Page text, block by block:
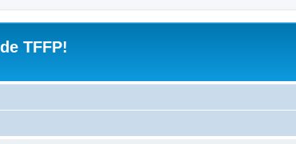
TFFP!